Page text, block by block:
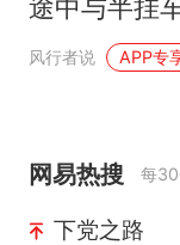
途中与半挂
交警判定竟
风行者说 APP专
网易热搜 每
下党之路